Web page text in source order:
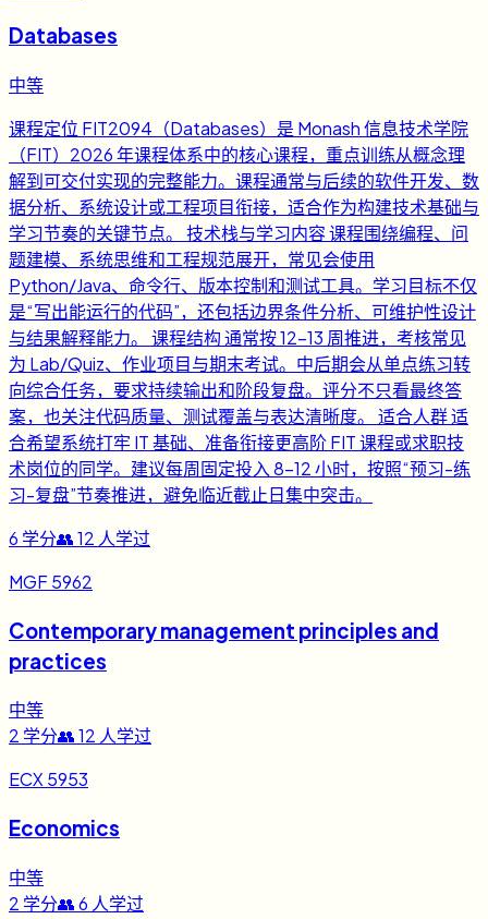
Databases
中等
课程定位 FIT2094（Databases）是 Monash 信息技术学院
（FIT）2026 年课程体系中的核心课程，重点训练从概念理
解到可交付实现的完整能力。课程通常与后续的软件开发、数
据分析、系统设计或工程项目衔接，适合作为构建技术基础与
学习节奏的关键节点。 技术栈与学习内容 课程围绕编程、问
题建模、系统思维和工程规范展开，常见会使用
Python/Java、命令行、版本控制和测试工具。学习目标不仅
是“写出能运行的代码”，还包括边界条件分析、可维护性设计
与结果解释能力。 课程结构 通常按 12-13 周推进，考核常见
为 Lab/Quiz、作业项目与期末考试。中后期会从单点练习转
向综合任务，要求持续输出和阶段复盘。评分不只看最终答
案，也关注代码质量、测试覆盖与表达清晰度。 适合人群 适
合希望系统打牢 IT 基础、准备衔接更高阶 FIT 课程或求职技
术岗位的同学。建议每周固定投入 8-12 小时，按照“预习-练
习-复盘”节奏推进，避免临近截止日集中突击。
6 学分👥12 人学过
MGF 5962
Contemporary management principles and
practices
中等
2 学分👥12 人学过
ECX 5953
Economics
中等
2 学分👥6 人学过